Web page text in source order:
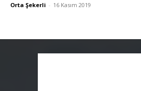
Orta Şekerli - 16 Kasım 2019